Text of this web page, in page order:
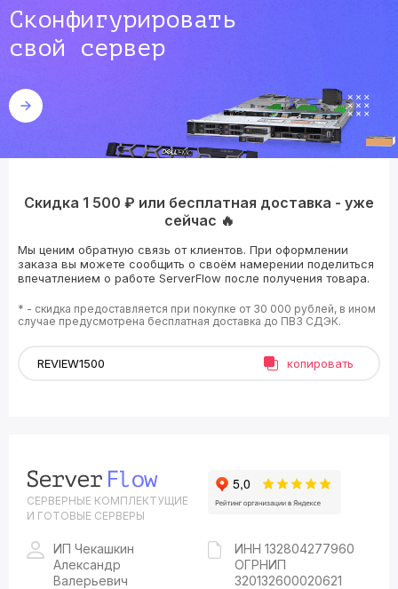
Сконфигурировать
свой сервер
Скидка 1 500 ₽ или бесплатная доставка - уже
сейчас 🔥
Мы ценим обратную связь от клиентов. При оформлении
заказа вы можете сообщить о своём намерении поделиться
впечатлением о работе ServerFlow после получения товара.
* - скидка предоставляется при покупке от 30 000 рублей, в ином
случае предусмотрена бесплатная доставка до ПВЗ СДЭК.
копировать
СЕРВЕРНЫЕ КОМПЛЕКТУЩИЕ
И ГОТОВЫЕ СЕРВЕРЫ
ИП Чекашкин
Александр
Валерьевич
ИНН 132804277960
ОГРНИП
320132600020621